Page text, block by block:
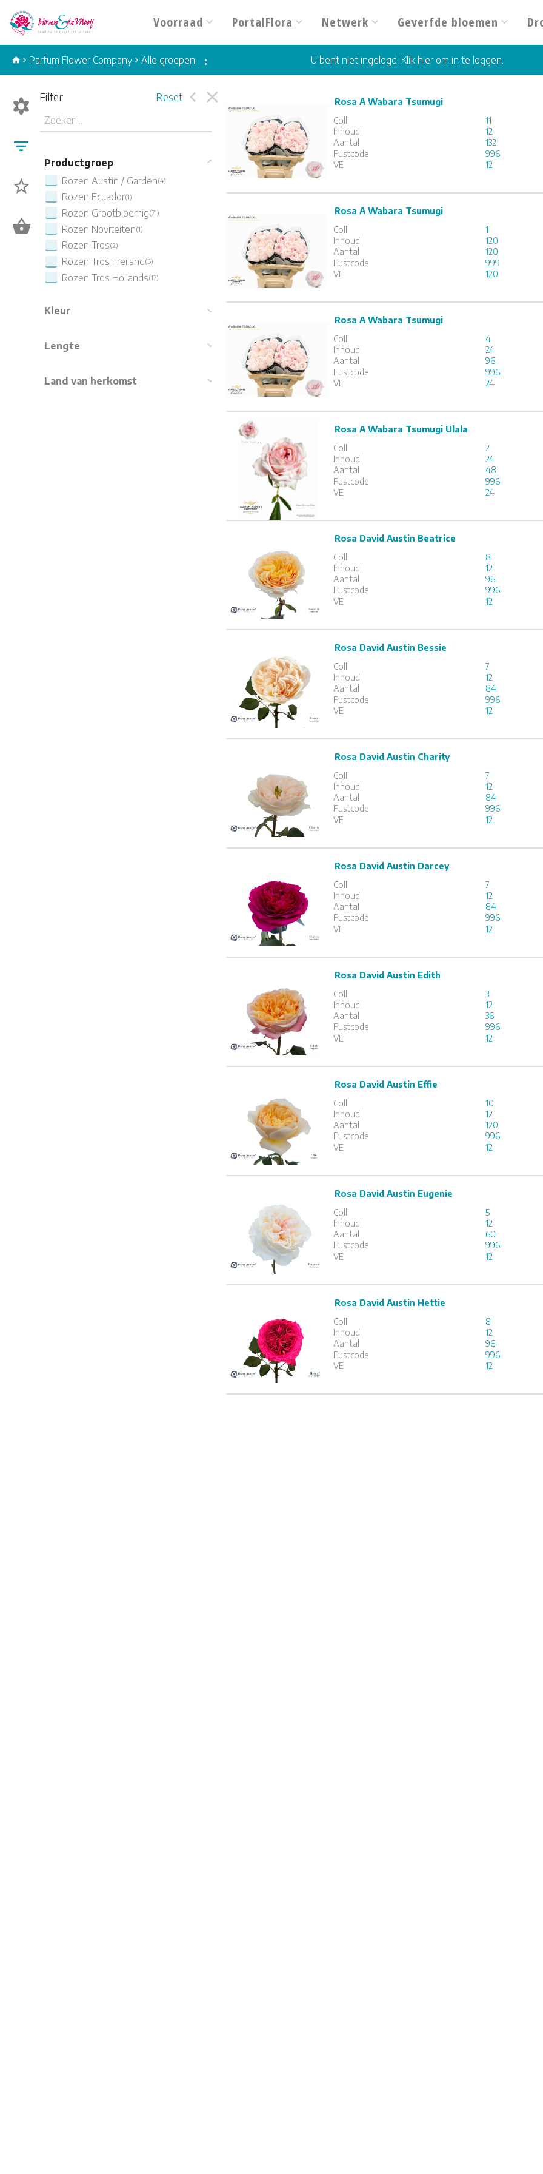
Voorraad PortalFlora Netwerk Geverfde bloemen
Parfum Flower Company Alle groepen : U bent niet ingelogd. Klik hier om in te loggen.
Filter Reset
Productgroep
Rozen Austin / Garden(4)
Rozen Ecuador(1)
Rozen Grootbloemig(71)
Rozen Noviteiten(1)
Rozen Tros(2)
Rozen Tros Freiland (5)
Rozen Tros Hollands(17)
Kleur
Lengte
Land van herkomst
Rosa A Wabara Tsumugi
Colli
11
Inhoud
12
Aantal
132
Fustcode
996
VE
12
Rosa A Wabara Tsumugi
12
1
Rosa A Wabara Tsumugi
Colli
1
Inhoud
120
Aantal
120
Fustcode
999
VE
120
Rosa A Wabara Tsumugi
120
1
Rosa A Wabara Tsumugi
Colli
4
Inhoud
24
Aantal
96
Fustcode
996
VE
24
Rosa A Wabara Tsumugi
24
1
Rosa A Wabara Tsumugi Ulala
Colli
2
Inhoud
24
Aantal
48
Fustcode
996
VE
24
Rosa A Wabara Tsumugi Ulala
24
1
Rosa David Austin Beatrice
Colli
8
Inhoud
12
Aantal
96
Fustcode
996
VE
12
Rosa David Austin Beatrice
12
1
Rosa David Austin Bessie
Colli
7
Inhoud
12
Aantal
84
Fustcode
996
VE
12
Rosa David Austin Bessie
12
1
Rosa David Austin Charity
Colli
7
Inhoud
12
Aantal
84
Fustcode
996
VE
12
Rosa David Austin Charity
12
1
Rosa David Austin Darcey
Colli
7
Inhoud
12
Aantal
84
Fustcode
996
VE
12
Rosa David Austin Darcey
12
1
Rosa David Austin Edith
Colli
3
Inhoud
12
Aantal
36
Fustcode
996
VE
12
Rosa David Austin Edith
12
1
Rosa David Austin Effie
Colli
10
Inhoud
12
Aantal
120
Fustcode
996
VE
12
Rosa David Austin Effie
12
1
Rosa David Austin Eugenie
Colli
5
Inhoud
12
Aantal
60
Fustcode
996
VE
12
Rosa David Austin Eugenie
12
1
Rosa David Austin Hettie
Colli
8
Inhoud
12
Aantal
96
Fustcode
996
VE
12
Rosa David Austin Hettie
12
1